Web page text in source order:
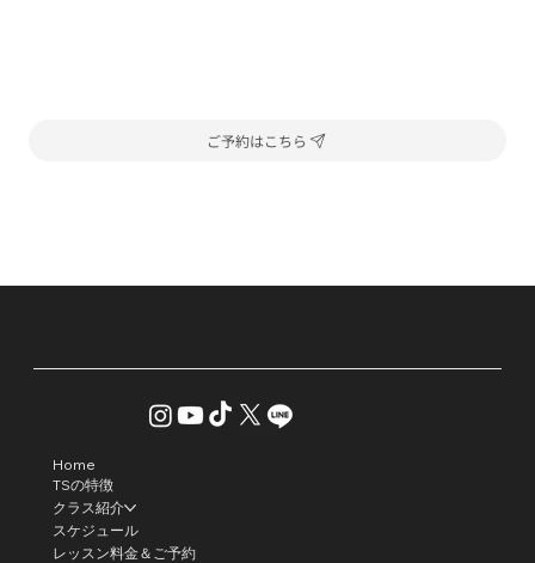
ご予約はこちら
Home
TSの特徴
クラス紹介
スケジュール
レッスン料金＆ご予約